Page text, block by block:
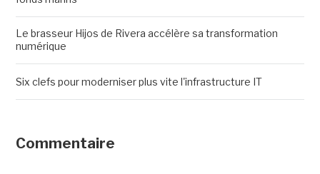
Le brasseur Hijos de Rivera accélère sa transformation
numérique
Six clefs pour moderniser plus vite l'infrastructure IT
Commentaire